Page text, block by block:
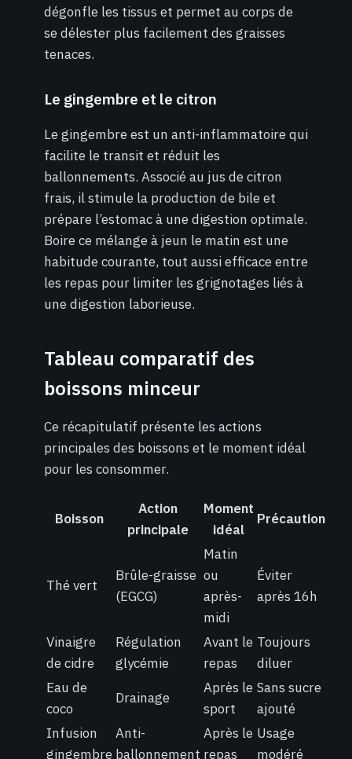
dégonfle les tissus et permet au corps de
se délester plus facilement des graisses
tenaces.
Le gingembre et le citron
Le gingembre est un anti-inflammatoire qui
facilite le transit et réduit les
ballonnements. Associé au jus de citron
frais, il stimule la production de bile et
prépare l’estomac à une digestion optimale.
Boire ce mélange à jeun le matin est une
habitude courante, tout aussi efficace entre
les repas pour limiter les grignotages liés à
une digestion laborieuse.
Tableau comparatif des
boissons minceur
Ce récapitulatif présente les actions
principales des boissons et le moment idéal
pour les consommer.
Boisson
Action
principale
Moment
idéal
Précaution
Thé vert
Brûle-graisse
(EGCG)
Matin
ou
après-
midi
Éviter
après 16h
Vinaigre
de cidre
Régulation
glycémie
Avant le
repas
Toujours
diluer
Eau de
coco
Drainage
Après le
sport
Sans sucre
ajouté
Infusion
gingembre
Anti-
ballonnement
Après le
repas
Usage
modéré